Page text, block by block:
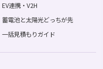
EV連携・V2H
蓄電池と太陽光どっちが先
一括見積もりガイド